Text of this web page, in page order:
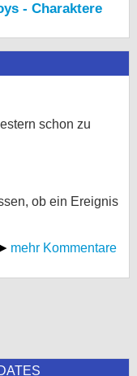
- Charaktere
schon zu
ob ein Ereignis
mehr Kommentare